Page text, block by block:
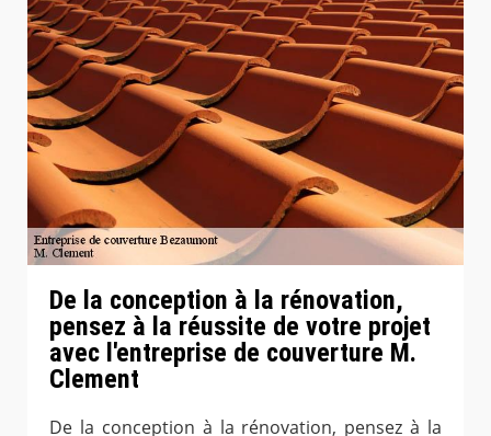
De la conception à la rénovation,
pensez à la réussite de votre projet
avec l'entreprise de couverture M.
Clement
De la conception à la rénovation, pensez à la